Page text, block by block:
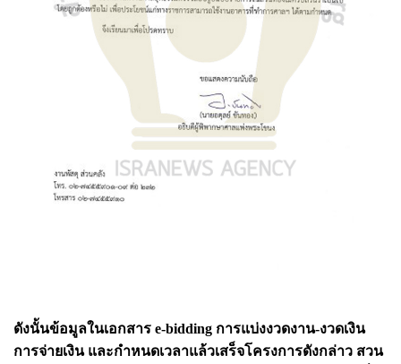
ดังนั้นข้อมูลในเอกสาร e-bidding การแบ่งงวดงาน-งวดเงิน
การจ่ายเงิน และกำหนดเวลาแล้วเสร็จโครงการดังกล่าว สวน